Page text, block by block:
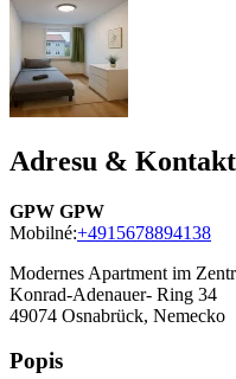
Adresu & Kontakt
GPW GPW
Mobilné:+4915678894138
Modernes Apartment im
Konrad-Adenauer- Ring 34
49074 Osnabrück, Nemecko
Popis